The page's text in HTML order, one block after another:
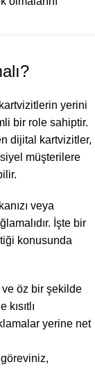
yerini
bir role sahiptir.
dijital kartvizitler,
müşterilere
veya
İşte bir
konusunda
öz bir şekilde
yerine net